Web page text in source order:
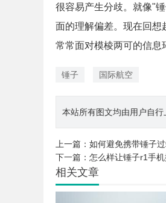
很容易产生分歧。就像"
面的理解偏差。现在回
常常面对模棱两可的信息
锤子 国际航空
本站所有图文均由用户自
上一篇： 如何避免携带锤子
下一篇： 怎么样让锤子r1手
相关文章